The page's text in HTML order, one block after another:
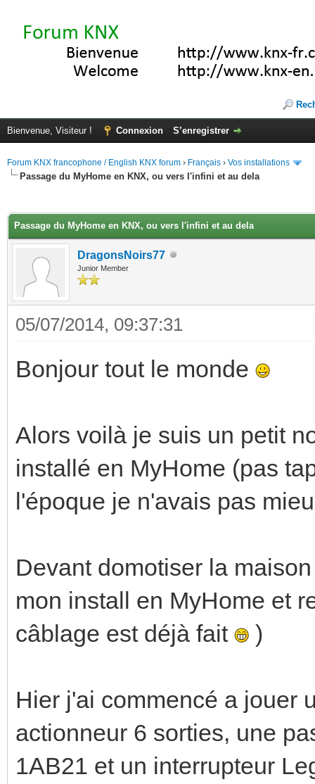
Bienvenue, Visiteur ! Connexion S’enregistrer
Forum KNX francophone / English KNX forum › Français › Vos installations
Passage du MyHome en KNX, ou vers l'infini et au dela
Passage du MyHome en KNX, ou vers l'infini et au dela
DragonsNoirs77
Junior Member
05/07/2014, 09:37:31
Bonjour tout le monde
Alors voilà je suis un petit
installé en MyHome (pas
l'époque je n'avais pas
Devant domotiser la
mon install en MyHome et
câblage est déjà fait
)
Hier j'ai commencé a jouer
actionneur 6 sorties, une
1AB21 et un interrupteur